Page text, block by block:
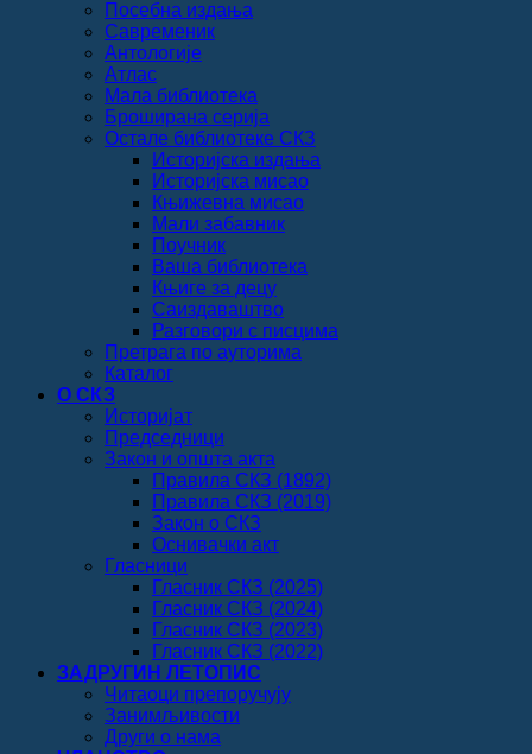
Посебна издања
Савременик
Антологије
Атлас
Мала библиотека
Броширана серија
Остале библиотеке СКЗ
Историјска издања
Историјска мисао
Књижевна мисао
Мали забавник
Поучник
Ваша библиотека
Књиге за децу
Саиздаваштво
Разговори с писцима
Претрага по ауторима
Каталог
О СКЗ
Историјат
Председници
Закон и општа акта
Правила СКЗ (1892)
Правила СКЗ (2019)
Закон о СКЗ
Оснивачки акт
Гласници
Гласник СКЗ (2025)
Гласник СКЗ (2024)
Гласник СКЗ (2023)
Гласник СКЗ (2022)
ЗАДРУГИН ЛЕТОПИС
Читаоци препоручују
Занимљивости
Други о нама